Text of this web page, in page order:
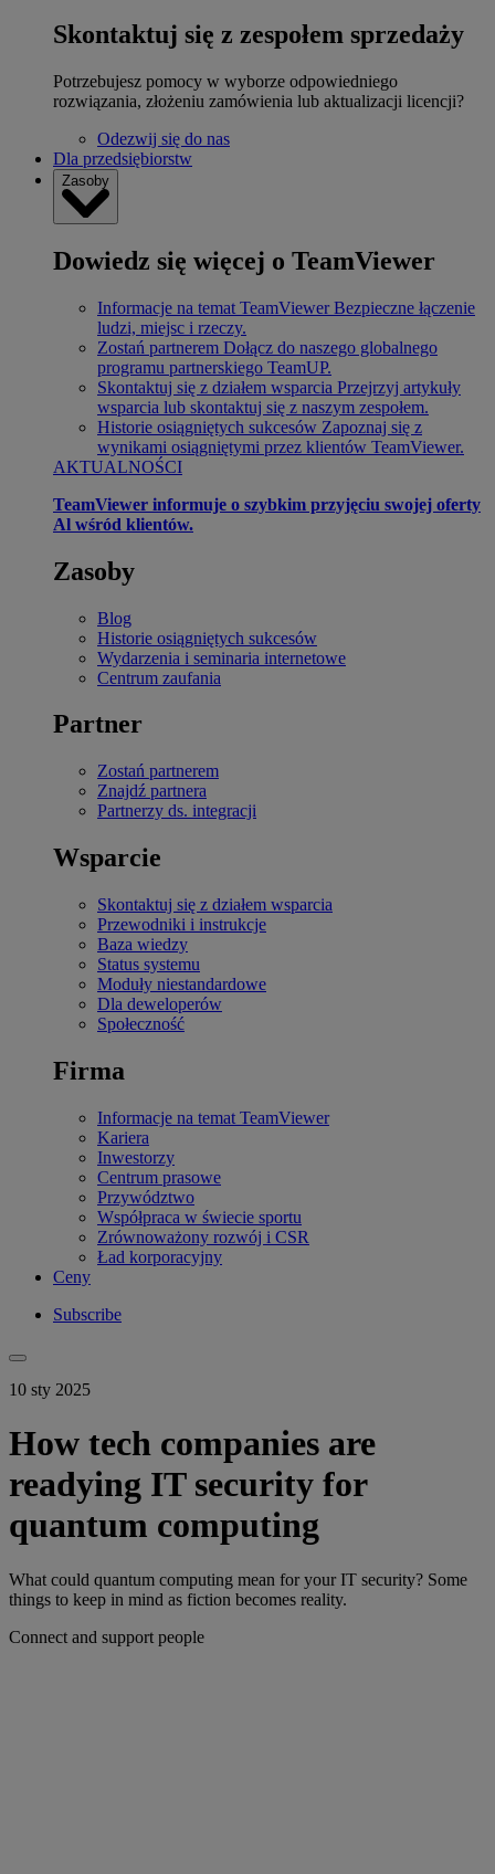
Skontaktuj się z zespołem sprzedaży
Potrzebujesz pomocy w wyborze odpowiedniego
rozwiązania, złożeniu zamówienia lub aktualizacji licencji?
Odezwij się do nas
Dla przedsiębiorstw
Zasoby
Dowiedz się więcej o TeamViewer
Informacje na temat TeamViewer Bezpieczne łączenie
ludzi, miejsc i rzeczy.
Zostań partnerem Dołącz do naszego globalnego
programu partnerskiego TeamUP.
Skontaktuj się z działem wsparcia Przejrzyj artykuły
wsparcia lub skontaktuj się z naszym zespołem.
Historie osiągniętych sukcesów Zapoznaj się z
wynikami osiągniętymi przez klientów TeamViewer.
AKTUALNOŚCI
TeamViewer informuje o szybkim przyjęciu swojej oferty
Al wśród klientów.
Zasoby
Blog
Historie osiągniętych sukcesów
Wydarzenia i seminaria internetowe
Centrum zaufania
Partner
Zostań partnerem
Znajdź partnera
Partnerzy ds. integracji
Wsparcie
Skontaktuj się z działem wsparcia
Przewodniki i instrukcje
Baza wiedzy
Status systemu
Moduły niestandardowe
Dla deweloperów
Społeczność
Firma
Informacje na temat TeamViewer
Kariera
Inwestorzy
Centrum prasowe
Przywództwo
Współpraca w świecie sportu
Zrównoważony rozwój i CSR
Ład korporacyjny
Ceny
Subscribe
10 sty 2025
How tech companies are
readying IT security for
quantum computing
What could quantum computing mean for your IT security? Some
things to keep in mind as fiction becomes reality.
Connect and support people